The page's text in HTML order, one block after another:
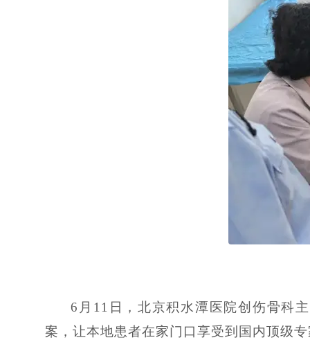
6月11日，北京积水潭医院创伤骨科
案，让本地患者在家门口享受到国内顶级